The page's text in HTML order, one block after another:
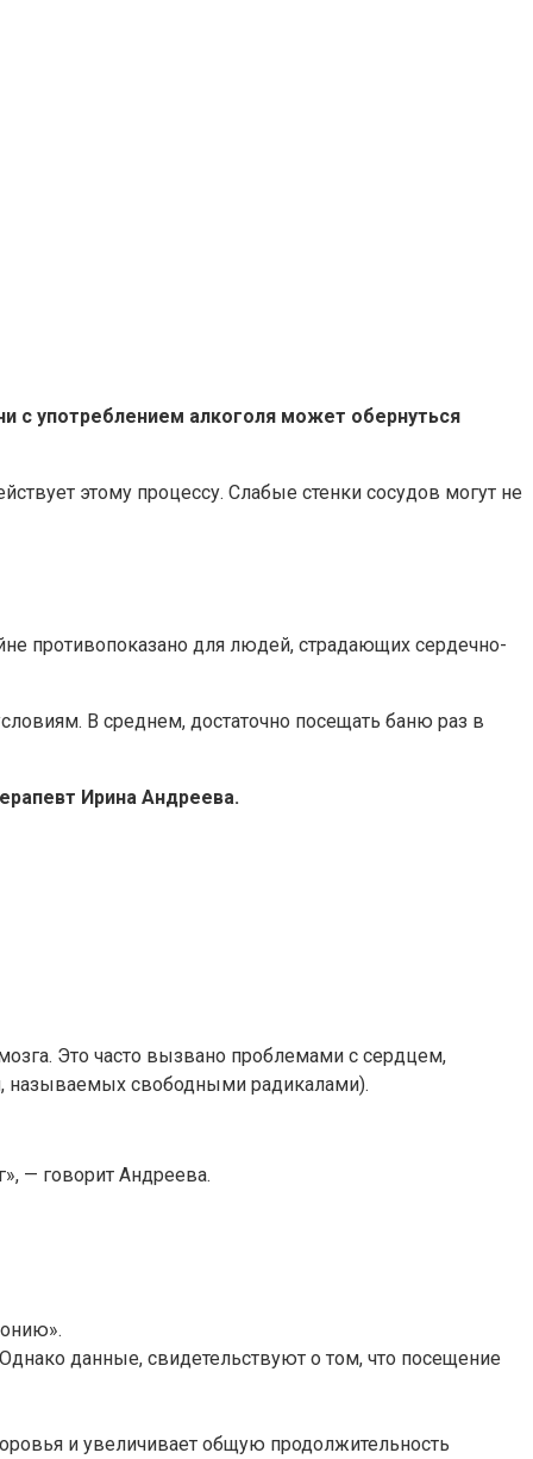
с употреблением алкоголя может обернуться
этому процессу. Слабые стенки сосудов могут не
противопоказано для людей, страдающих сердечно-
В среднем, достаточно посещать баню раз в
Ирина Андреева.
Это часто вызвано проблемами с сердцем,
называемых свободными радикалами).
— говорит Андреева.
данные, свидетельствуют о том, что посещение
и увеличивает общую продолжительность